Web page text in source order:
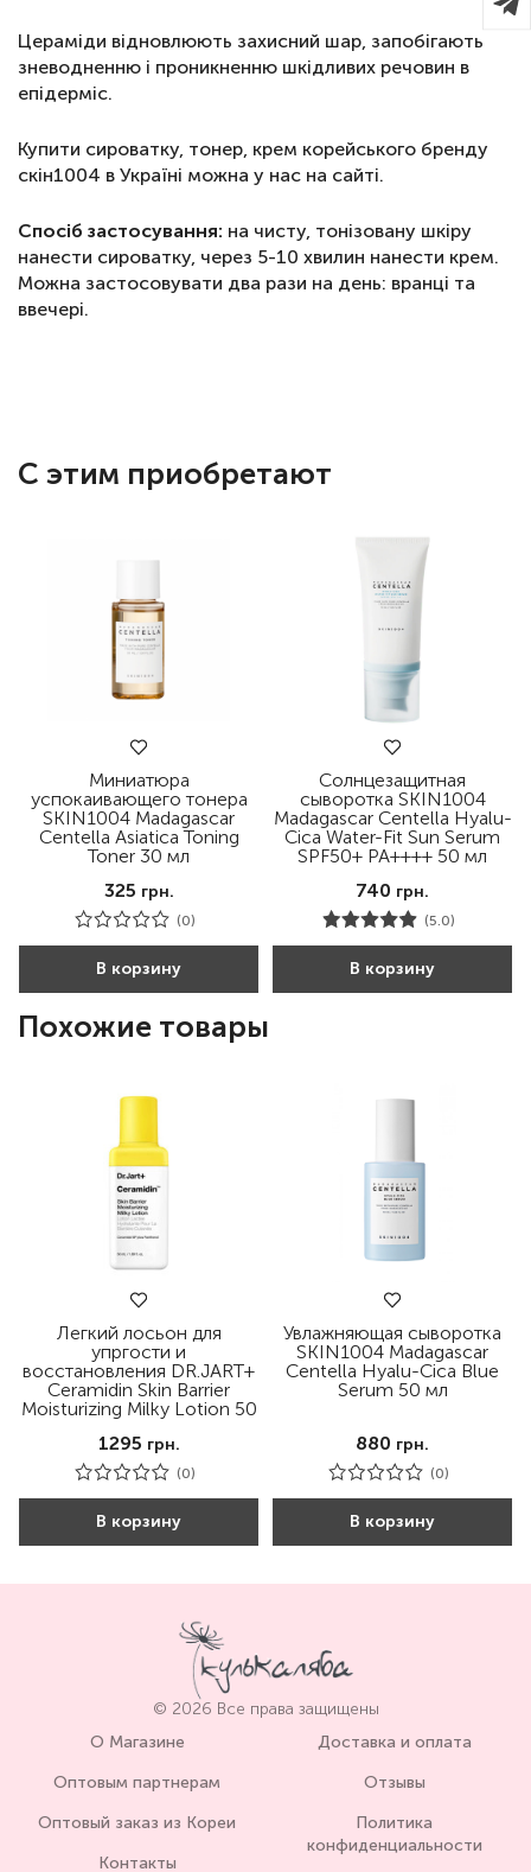
Цераміди відновлюють захисний шар, запобігають
зневодненню і проникненню шкідливих речовин в
епідерміс.
Купити сироватку, тонер, крем корейського бренду
скін1004 в Україні можна у нас на сайті.
Спосіб застосування: на чисту, тонізовану шкіру
нанести сироватку, через 5-10 хвилин нанести крем.
Можна застосовувати два рази на день: вранці та
ввечері.
С этим приобретают
Миниатюра
успокаивающего тонера
SKIN1004 Madagascar
Centella Asiatica Toning
Toner 30 мл
325 грн.
(0)
В корзину
Солнцезащитная
сыворотка SKIN1004
Madagascar Centella Hyalu-
Cica Water-Fit Sun Serum
SPF50+ PA++++ 50 мл
740 грн.
(5.0)
В корзину
Похожие товары
Легкий лосьон для
упргости и
восстановления DR.JART+
Ceramidin Skin Barrier
Moisturizing Milky Lotion 50
1295 грн.
(0)
В корзину
Увлажняющая сыворотка
SKIN1004 Madagascar
Centella Hyalu-Cica Blue
Serum 50 мл
880 грн.
(0)
В корзину
© 2026 Все права защищены
О Магазине
Оптовым партнерам
Оптовый заказ из Кореи
Контакты
Доставка и оплата
Отзывы
Политика
конфиденциальности